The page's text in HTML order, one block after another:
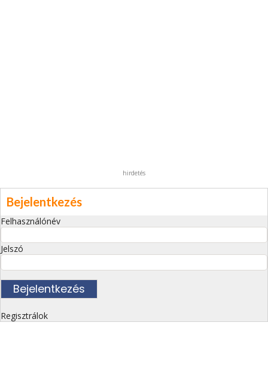
hirdetés
Bejelentkezés
Felhasználónév
Jelszó
Regisztrálok